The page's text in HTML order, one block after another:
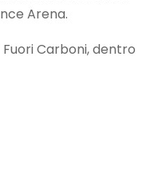
Arena.
Fuori Carboni, dentro